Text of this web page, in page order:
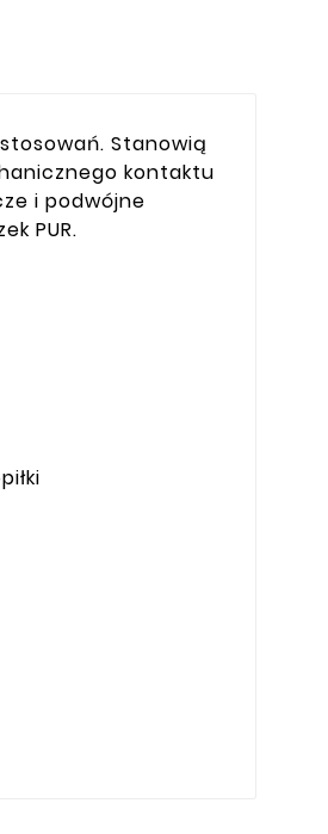
Stanowią
kontaktu
i podwójne
PUR.